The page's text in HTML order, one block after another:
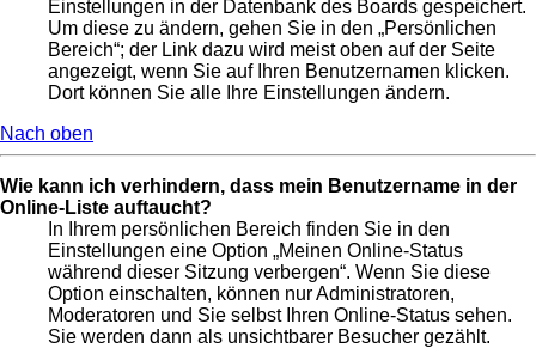
Einstellungen in der Datenbank des Boards gespeichert.
Um diese zu ändern, gehen Sie in den „Persönlichen
Bereich“; der Link dazu wird meist oben auf der Seite
angezeigt, wenn Sie auf Ihren Benutzernamen klicken.
Dort können Sie alle Ihre Einstellungen ändern.
Nach oben
Wie kann ich verhindern, dass mein Benutzername in der
Online-Liste auftaucht?
In Ihrem persönlichen Bereich finden Sie in den
Einstellungen eine Option „Meinen Online-Status
während dieser Sitzung verbergen“. Wenn Sie diese
Option einschalten, können nur Administratoren,
Moderatoren und Sie selbst Ihren Online-Status sehen.
Sie werden dann als unsichtbarer Besucher gezählt.